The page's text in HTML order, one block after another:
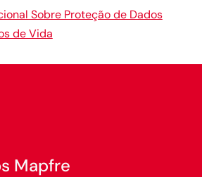
Sobre Proteção de Dados
de Vida
Mapfre